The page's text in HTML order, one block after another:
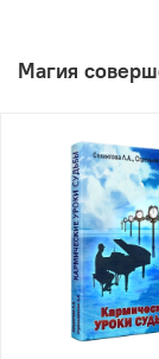
Магия